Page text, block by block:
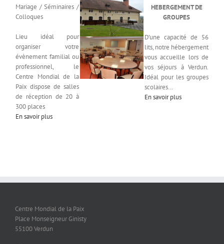
Mariage / Séminaires /
Colloques
Lieu idéal pour
organiser votre
évènement familial ou
professionnel, le
Centre Mondial de la
Paix dispose de salles
de réception de 20 à
300 places
En savoir plus
HEBERGEMENT DE
GROUPES
D’une capacité de 56
lits, notre hébergement
vous accueille lors de
vos séjours à Verdun.
Idéal pour les groupes
scolaires…
En savoir plus
Centre Mondial de la Paix
Place Monseigneur Ginisty
55100 Verdun